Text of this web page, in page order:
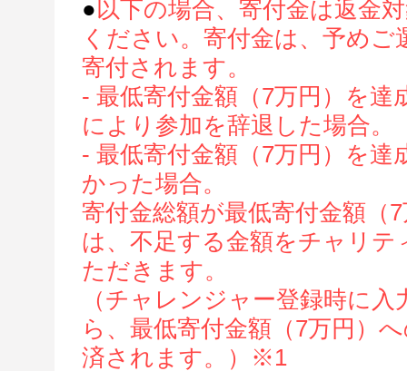
● 以下の場合、寄付金は返金
ください。寄付金は、予め
寄付されます。
- 最低寄付金額（7万円）を
により参加を辞退した場合。
- 最低寄付金額（7万円）を
かった場合。
寄付金総額が最低寄付金額（
は、不足する金額をチャリ
ただきます。
（チャレンジャー登録時に
ら、最低寄付金額（7万円）
済されます。）※1